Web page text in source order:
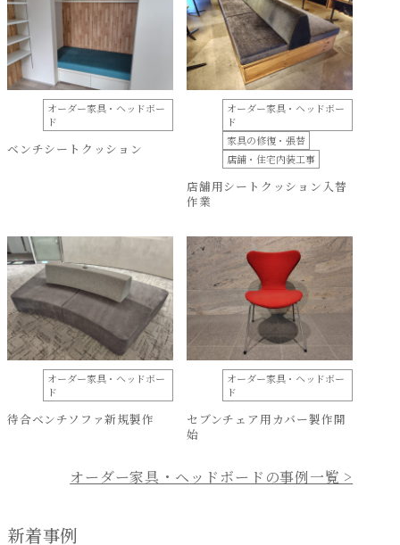
オーダー家具・ヘッドボー
ド
ベンチシートクッション
オーダー家具・ヘッドボー
ド
家具の修復・張替
店舗・住宅内装工事
店舗用シートクッション入替
作業
オーダー家具・ヘッドボー
ド
待合ベンチソファ新規製作
オーダー家具・ヘッドボー
ド
セブンチェア用カバー製作開
始
オーダー家具・ヘッドボードの事例一覧 >
新着事例